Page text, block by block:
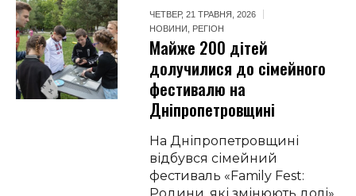
ЧЕТВЕР, 21 ТРАВНЯ, 2026
НОВИНИ
РЕГІОН
Майже 200 дітей
долучилися до сімейного
фестивалю на
Дніпропетровщині
На Дніпропетровщині
відбувся сімейний
фестиваль «Family Fest: